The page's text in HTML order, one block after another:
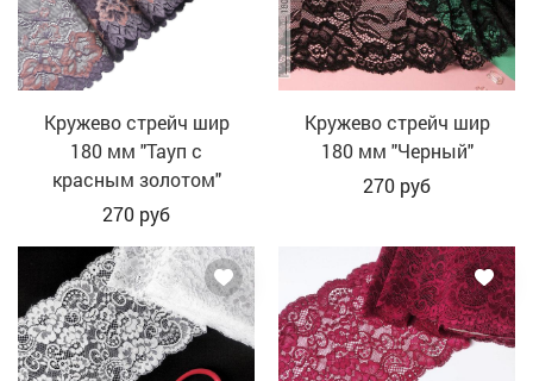
Кружево стрейч шир
180 мм "Тауп с
красным золотом"
270 руб
Кружево стрейч шир
180 мм "Черный"
270 руб